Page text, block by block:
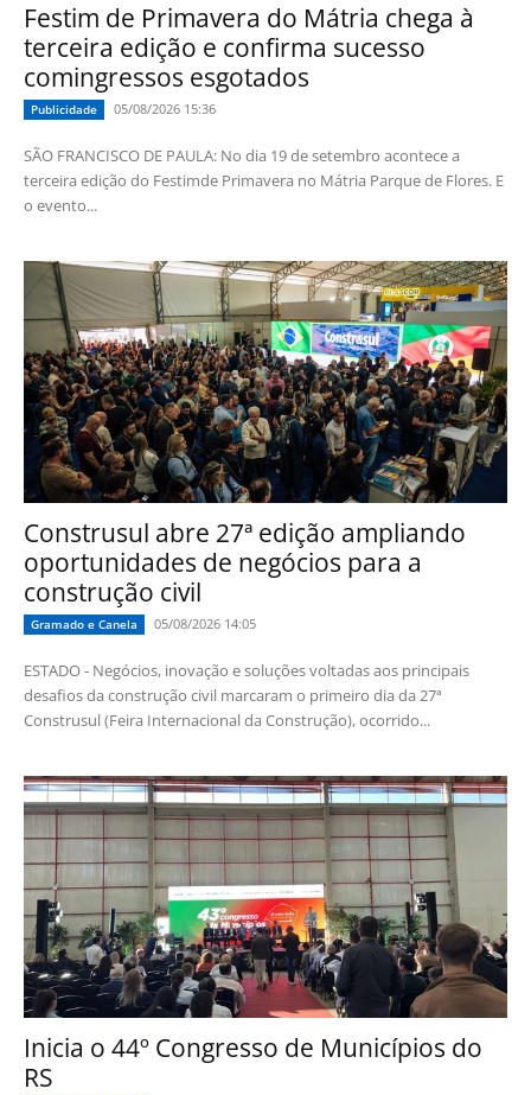
Festim de Primavera do Mátria chega à
terceira edição e confirma sucesso
comingressos esgotados
Publicidade 05/08/2026 15:36
SÃO FRANCISCO DE PAULA: No dia 19 de setembro acontece a
terceira edição do Festimde Primavera no Mátria Parque de Flores. E
o evento...
Construsul abre 27ª edição ampliando
oportunidades de negócios para a
construção civil
Gramado e Canela 05/08/2026 14:05
ESTADO - Negócios, inovação e soluções voltadas aos principais
desafios da construção civil marcaram o primeiro dia da 27ª
Construsul (Feira Internacional da Construção), ocorrido...
Inicia o 44º Congresso de Municípios do
RS